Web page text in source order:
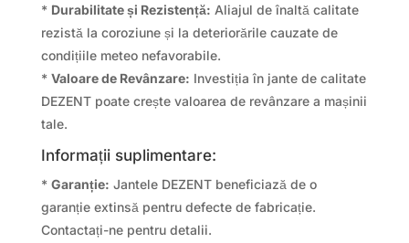
* Durabilitate și Rezistență: Aliajul de înaltă calitate
rezistă la coroziune și la deteriorările cauzate de
condițiile meteo nefavorabile.
* Valoare de Revânzare: Investiția în jante de calitate
DEZENT poate crește valoarea de revânzare a mașinii
tale.
Informații suplimentare:
* Garanție: Jantele DEZENT beneficiază de o
garanție extinsă pentru defecte de fabricație.
Contactați-ne pentru detalii.